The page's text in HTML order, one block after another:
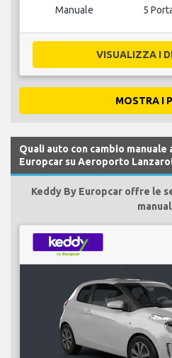
Manuale 5
VISUALIZZA I
MOSTRA I
Quali auto con cambio
Europcar su Aeroporto
Keddy By Europcar offre le